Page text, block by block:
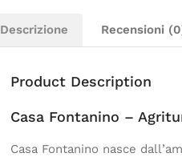
Descrizione Recensioni
Product Description
Casa Fontanino –
Casa Fontanino nasce